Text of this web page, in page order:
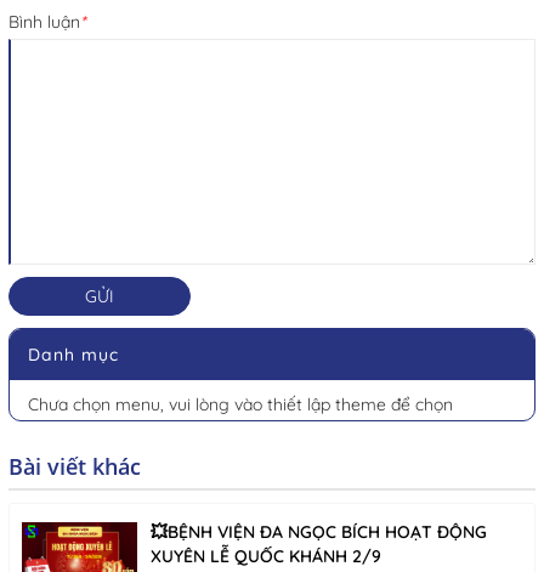
Bình luận*
GỬI
Danh mục
Chưa chọn menu, vui lòng vào thiết lập theme để chọn
Bài viết khác
💥BỆNH VIỆN ĐA NGỌC BÍCH HOẠT ĐỘNG
XUYÊN LỄ QUỐC KHÁNH 2/9